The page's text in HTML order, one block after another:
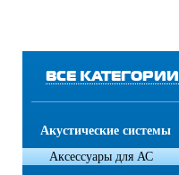
ВСЕ КАТЕГОРИИ
Акустические системы
Аксессуары для АС